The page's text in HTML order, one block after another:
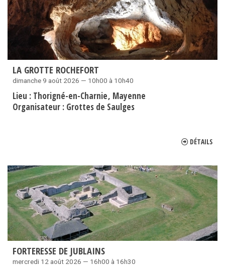
LA GROTTE ROCHEFORT
dimanche 9 août 2026 — 10h00 à 10h40
Lieu : Thorigné-en-Charnie Mayenne
Organisateur : Grottes de Saulges
DÉTAILS
FORTERESSE DE JUBLAINS
mercredi 12 août 2026 — 16h00 à 16h30